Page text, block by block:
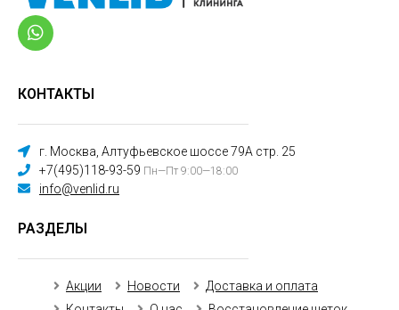
КОНТАКТЫ
г. Москва, Алтуфьевское шоссе 79А стр. 25
+7(495)118-93-59 Пн—Пт 9:00—18:00
info@venlid.ru
РАЗДЕЛЫ
Акции Новости
Доставка и оплата